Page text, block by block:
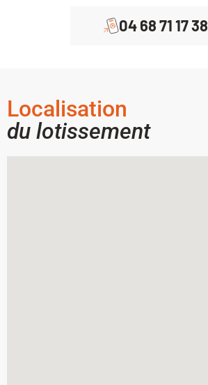
04 68 71 17 38
Localisation
du lotissement